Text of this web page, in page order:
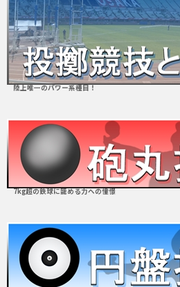
陸上唯一のパワー系種目！
7kg超の鉄球に籠める力への憧憬